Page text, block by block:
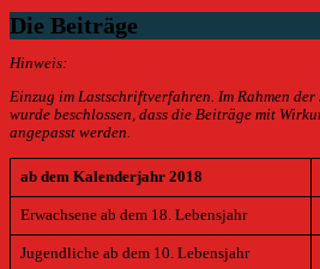
Die Beiträge
Hinweis:
Einzug im Lastschriftverfahren. Im Rahmen
wurde beschlossen, dass die Beiträge mit
angepasst werden.
ab dem Kalenderjahr 2018
Erwachsene ab dem 18. Lebensjahr
Jugendliche ab dem 10. Lebensjahr